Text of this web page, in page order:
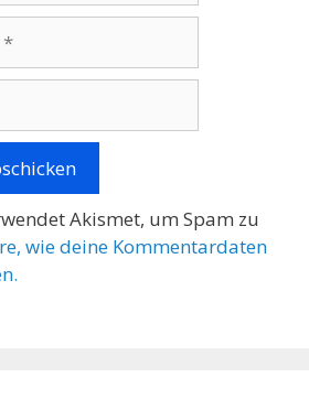
Akismet, um Spam zu
wie deine Kommentardaten